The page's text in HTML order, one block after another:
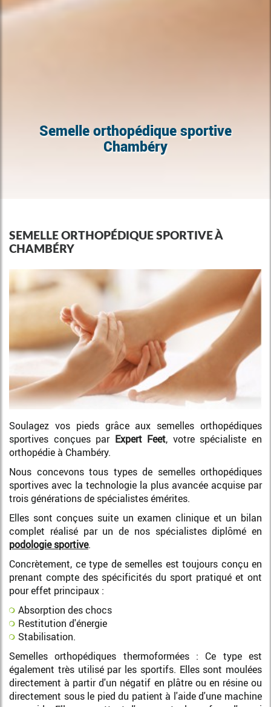
Semelle orthopédique sportive
Chambéry
SEMELLE ORTHOPÉDIQUE SPORTIVE À
CHAMBÉRY
Soulagez vos pieds grâce aux semelles orthopédiques
sportives conçues par Expert Feet, votre spécialiste en
orthopédie à Chambéry.
Nous concevons tous types de semelles orthopédiques
sportives avec la technologie la plus avancée acquise par
trois générations de spécialistes émérites.
Elles sont conçues suite un examen clinique et un bilan
complet réalisé par un de nos spécialistes diplômé en
podologie sportive.
Concrètement, ce type de semelles est toujours conçu en
prenant compte des spécificités du sport pratiqué et ont
pour effet principaux :
Absorption des chocs
Restitution d'énergie
Stabilisation.
Semelles orthopédiques thermoformées : Ce type est
également très utilisé par les sportifs. Elles sont moulées
directement à partir d'un négatif en plâtre ou en résine ou
directement sous le pied du patient à l'aide d'une machine